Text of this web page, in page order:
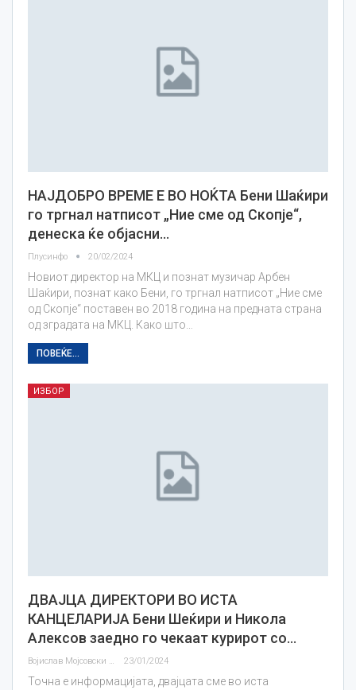
НАЈДОБРО ВРЕМЕ Е ВО НОЌТА Бени Шаќири
го тргнал натписот „Ние сме од Скопје“,
денеска ќе објасни…
Плусинфо 20/02/2024
Новиот директор на МКЦ и познат музичар Арбен
Шаќири, познат како Бени, го тргнал натписот „Ние сме
од Скопје“ поставен во 2018 година на предната страна
од зградата на МКЦ. Како што…
ПОВЕЌЕ...
ИЗБОР
ДВАЈЦА ДИРЕКТОРИ ВО ИСТА
КАНЦЕЛАРИЈА Бени Шеќири и Никола
Алексов заедно го чекаат курирот со…
Војислав Мојсовски 23/01/2024
Точна е информацијата, двајцата сме во иста